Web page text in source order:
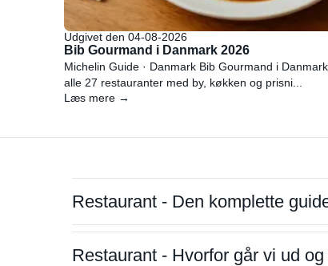
Udgivet den 04-08-2026
Bib Gourmand i Danmark 2026
Michelin Guide · Danmark Bib Gourmand i
alle 27 restauranter med by, køkken og prisni...
Læs mere →
Restaurant - Den komplette
Restaurant - Hvorfor går vi ud